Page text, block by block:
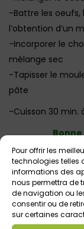
Pour offrir les
technologies telles
informations des
nous permettra de
de navigation ou
consentir ou de
sur certaines
-Battre les oeufs,
l’obtention d’un
-Incorporer le
mélange sec
-Tapisser le
pâte
-Cuisson 30 min.
Cette recette
deLes Rendez-
Mieux manger en
de saison,